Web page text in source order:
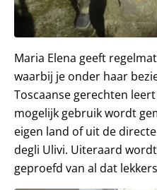
Maria Elena geeft
waarbij je onder haar
Toscaanse gerechten
mogelijk gebruik wordt
eigen land of uit de
degli Ulivi. Uiteraard
geproefd van al dat